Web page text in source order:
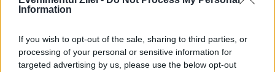
Information
If you wish to opt-out of the sale, sharing to third parties, or
processing of your personal or sensitive information for
targeted advertising by us, please use the below opt-out